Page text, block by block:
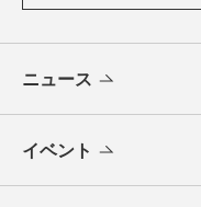
ニュース
イベント